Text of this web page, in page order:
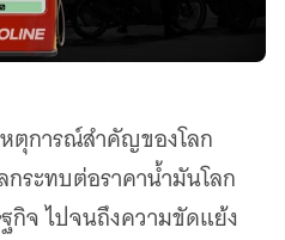
ตุการณ์สำคัญของโลก
ระทบต่อราคาน้ำมันโลก
กิจ ไปจนถึงความขัดแย้ง